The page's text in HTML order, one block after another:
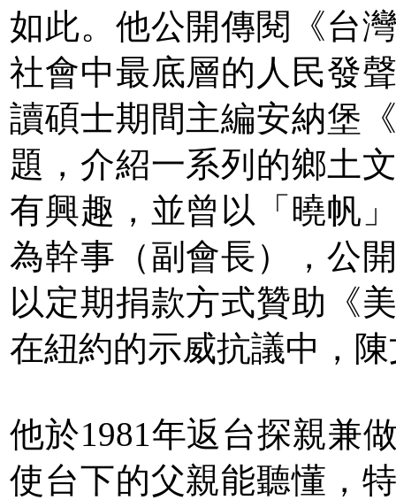
如此。他公開傳閱《台
社會中最底層的人民發
讀碩士期間主編安納堡
題，介紹一系列的鄉土
有興趣，並曾以「曉帆
為幹事（副會長），公
以定期捐款方式贊助《
在紐約的示威抗議中，
他於1981年返台探親兼
使台下的父親能聽懂，